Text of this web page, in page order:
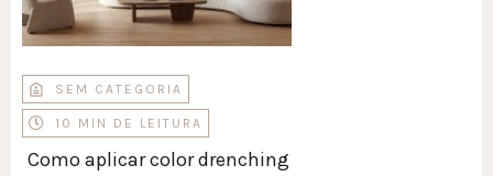
SEM CATEGORIA
10 MIN DE LEITURA
Como aplicar color drenching